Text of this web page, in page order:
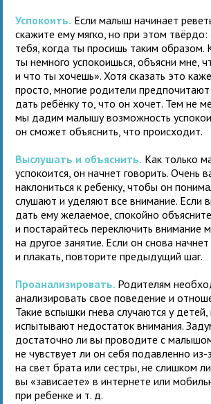
Успокоить. Если малыш начинает
скажите ему мягко, но при этом
тебя, когда ты просишь таким образом.
ты немного успокоишься, объясни мне,
и что ты хочешь». Хотя сказать это
просто, многие родители
дать ребёнку то, что он хочет. Тем не
мы дадим малышу возможность
он сможет объяснить, что происходит.
Выслушать и объяснить. Как только
успокоится, он начнет говорить. Очень
наклониться к ребенку, чтобы он
слушают и уделяют все внимание. Если
дать ему желаемое, спокойно
и постарайтесь переключить внимание
на другое занятие. Если он снова начнет
и плакать, повторите предыдущий шаг.
Проанализировать. Родителям
анализировать свое поведение и
Такие вспышки гнева случаются у детей,
испытывают недостаток внимания.
достаточно ли вы проводите с
не чувствует ли он себя подавленно из-
на свет брата или сестры, не слишком
вы «зависаете» в интернете или
при ребенке и т. д.